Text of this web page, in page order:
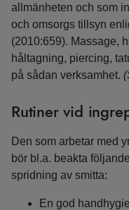
allmänheten och som
och omsorgs tillsyn
(2010:659). Massage,
håltagning, piercing,
på sådan verksamhet.
Rutiner vid
Den som arbetar med
bör bl.a. beakta
spridning av smitta:
En god